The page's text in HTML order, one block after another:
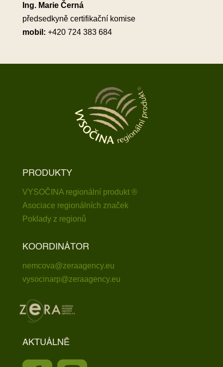
Ing. Marie Černá
předsedkyně certifikační komise
mobil: +420 724 383 684
PRODUKTY
VYSOČINA regionální produkt ®
Asociace regionálních značek
Poklady z regionů
KOORDINÁTOR
nemcova@zeraagency.eu
vysocinarp@zeraagency.eu
AKTUÁLNĚ